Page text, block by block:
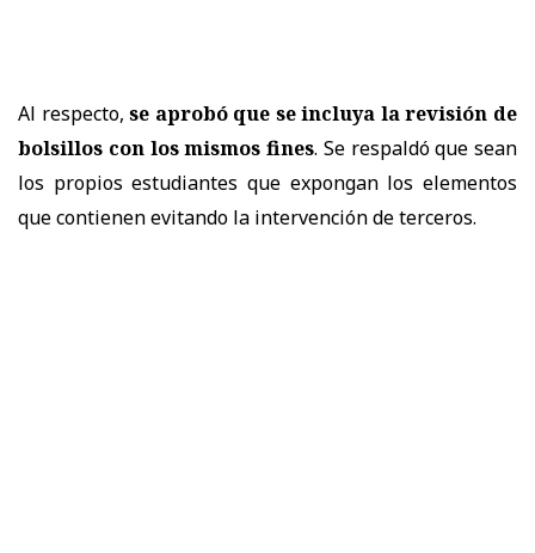
Al respecto,se aprobó que se incluya la revisión de
bolsillos con los mismos fines. Se respaldó que sean
los propios estudiantes que expongan los elementos
que contienen evitando la intervención de terceros.